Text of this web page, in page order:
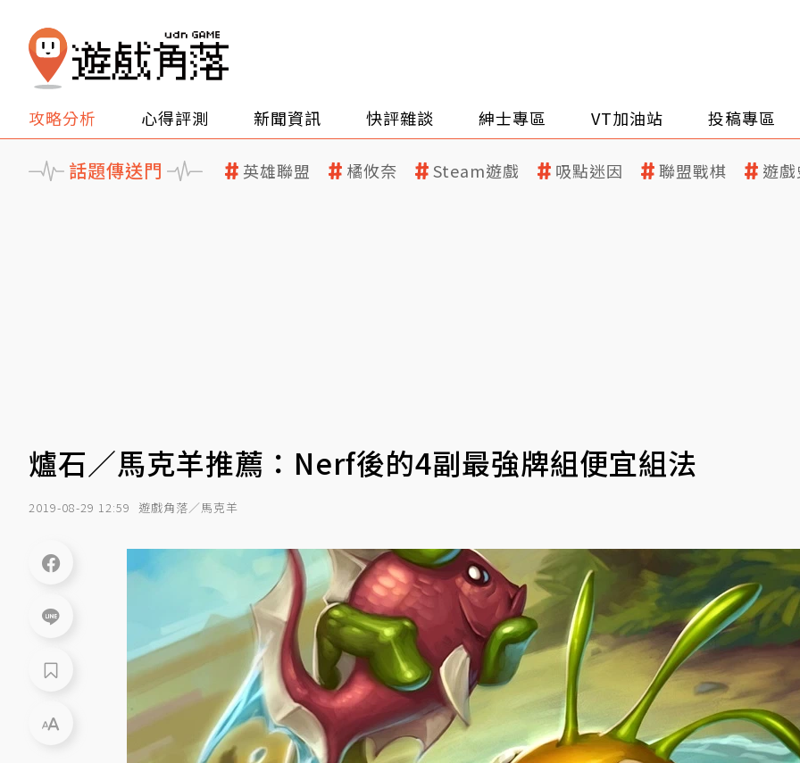
攻略分析 心得評測 新聞資訊 快評雜談 紳士專區 VT加油站 投稿專區
話題傳送門 英雄聯盟 橘攸奈 Steam遊戲 吸點迷因 聯盟戰棋 遊
爐石／馬克羊推薦：Nerf後的4副最強牌組便宜組法
2019-08-29 12:59 遊戲角落／馬克羊